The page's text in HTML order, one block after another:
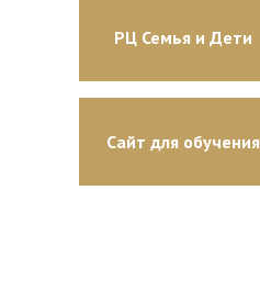
РЦ Семья и Дети
Сайт для обучения